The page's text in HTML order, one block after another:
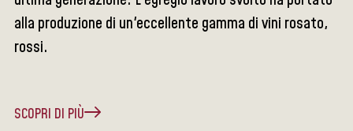
alla produzione di un'eccellente gamma di vini rosato,
rossi.
SCOPRI DI PIÙ